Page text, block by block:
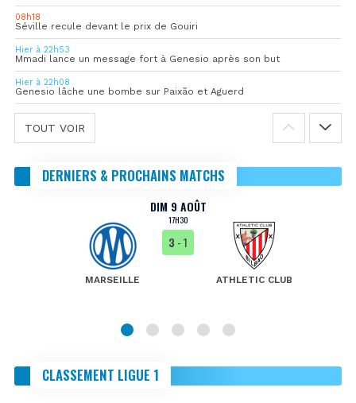
08h18
Séville recule devant le prix de Gouiri
Hier à 22h53
Mmadi lance un message fort à Genesio après son but
Hier à 22h08
Genesio lâche une bombe sur Paixão et Aguerd
TOUT VOIR
DERNIERS & PROCHAINS MATCHS
DIM 9 AOÛT
17H30
MARSEILLE
3 - 1
ATHLETIC CLUB
CLASSEMENT LIGUE 1